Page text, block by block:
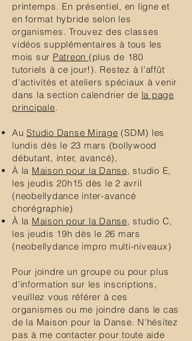
printemps. En présentiel, en ligne et
en format hybride selon les
organismes. Trouvez des classes
vidéos supplémentaires à tous les
mois sur Patreon (plus de 180
tutoriels à ce jour!). Restez à l'affût
d'activités et ateliers spéciaux à venir
dans la section calendrier de la page
principale.
AuStudio Danse Mirage (SDM) les
lundis dès le 23 mars (bollywood
débutant, inter, avancé),
À la Maison pour la Danse, studio E,
les jeudis 20h15 dès le 2 avril
(neobellydance inter-avancé
chorégraphie)
À la Maison pour la Danse, studio C,
les jeudis 19h dès le 26 mars
(neobellydance impro multi-niveaux)
Pour joindre un groupe ou pour plus
d'information sur les inscriptions,
veuillez vous référer à ces
organismes ou me joindre dans le cas
de la Maison pour la Danse. N'hésitez
pas à me contacter pour toute aide